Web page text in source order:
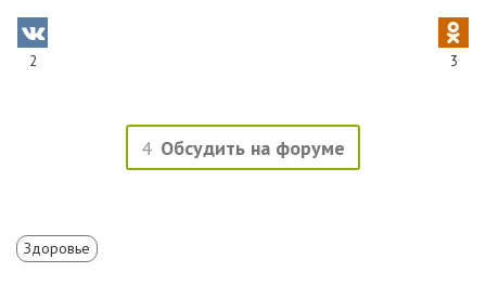
2 3
4 Обсудить на форуме
Здоровье